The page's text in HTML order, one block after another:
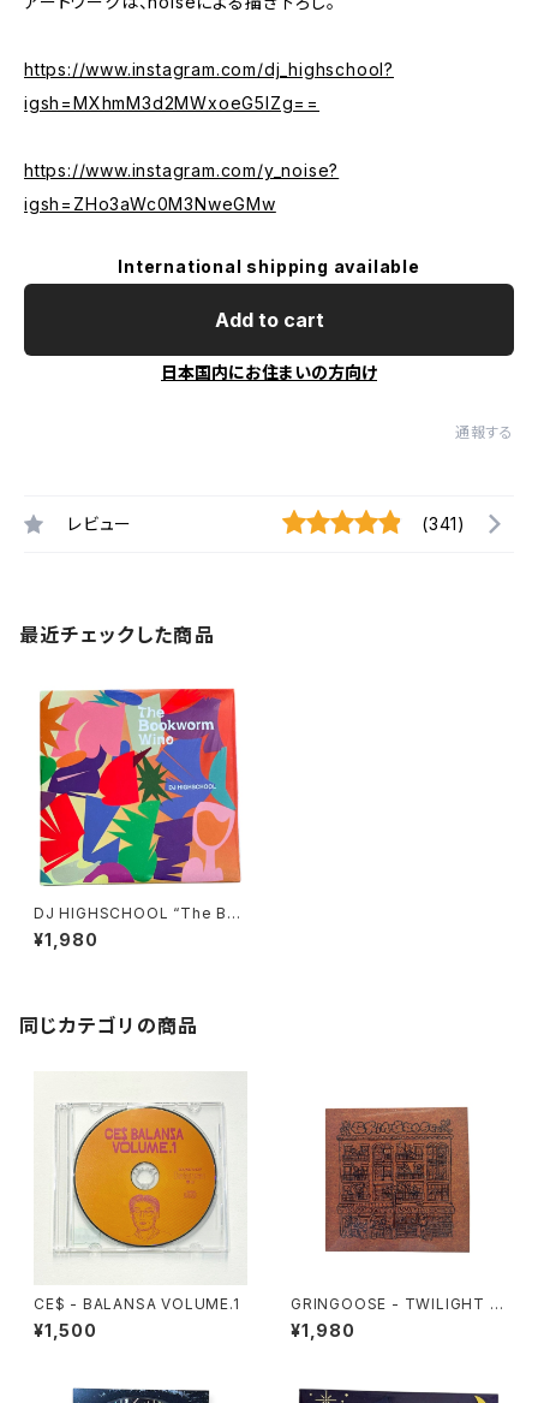
https://www.instagram.com/dj_highschool?
igsh=MXhmM3d2MWxoeG5lZg==
https://www.instagram.com/y_noise?
igsh=ZHo3aWc0M3NweGMw
International shipping available
Add to cart
日本国内にお住まいの方向け
通報する
レビュー (341)
最近チェックした商品
DJ HIGHSCHOOL “The Bo
okworm Wino”
¥1,980
同じカテゴリの商品
CE$ - BALANSA VOLUME.1
¥1,500
GRINGOOSE - TWILIGHT W
ANDER
¥1,980